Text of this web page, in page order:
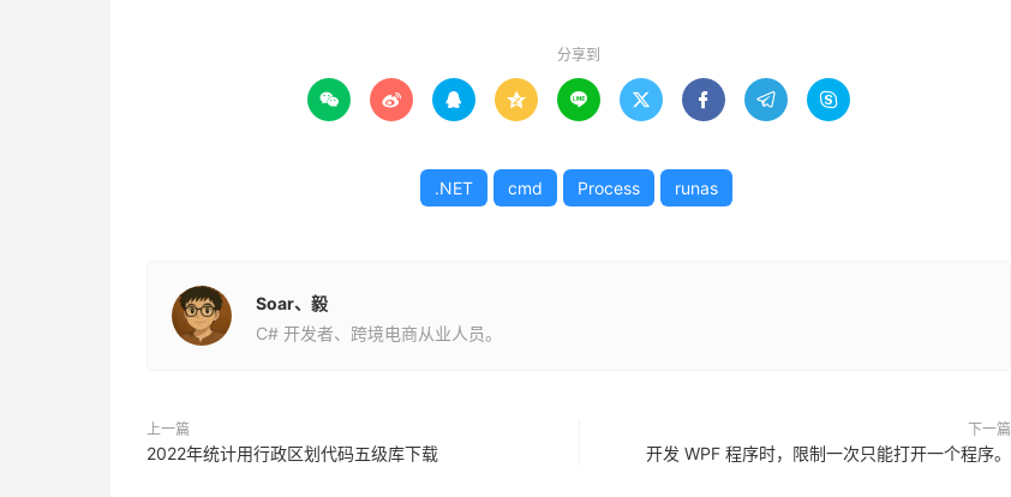
分享到
        
.NET cmd Process runas
Soar、毅
C# 开发者、跨境电商从业人员。
上一篇
2022年统计用行政区划代码五级库下载
下一篇
开发 WPF 程序时，限制一次只能打开一个程序。